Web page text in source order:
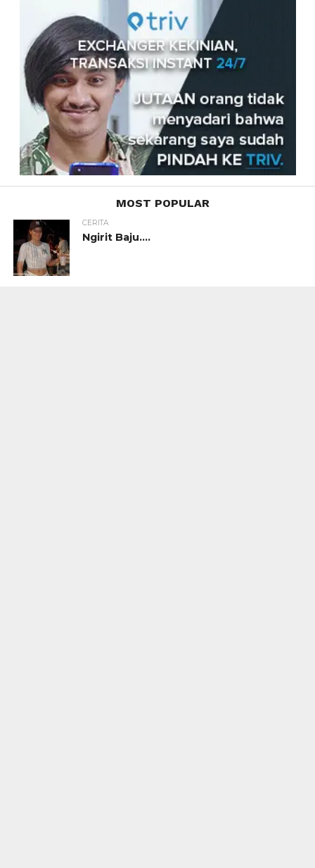
MOST POPULAR
CERITA
Ngirit Baju….